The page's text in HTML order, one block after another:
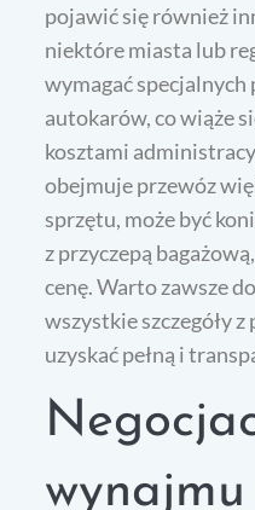
pojawić się również
niektóre miasta lub
wymagać
autokarów, co wiąże
kosztami
obejmuje przewóz
sprzętu, może być
z przyczepą
cenę. Warto zawsze
wszystkie szczegóły
uzyskać pełną i